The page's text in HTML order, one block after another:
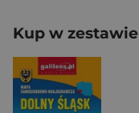
Kup w zestawie